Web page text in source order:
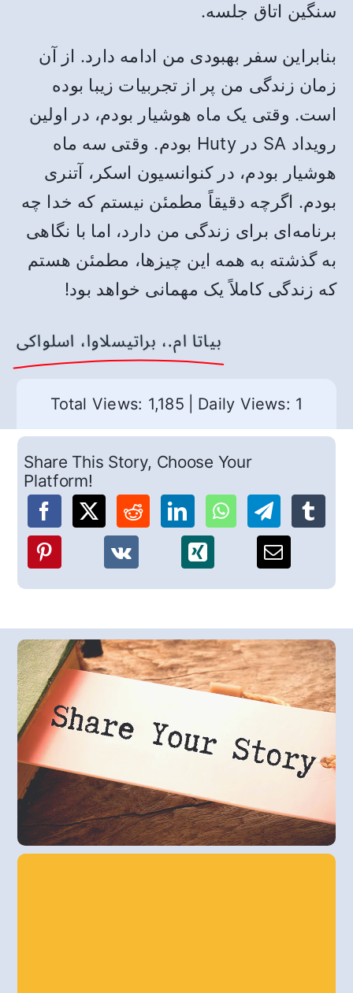
سنگین اتاق جلسه.
بنابراین سفر بهبودی من ادامه دارد. از آن
زمان زندگی من پر از تجربیات زیبا بوده
است. وقتی یک ماه هوشیار بودم، در اولین
رویداد SA در Huty بودم. وقتی سه ماه
هوشیار بودم، در کنوانسیون اسکر، آتنری
بودم. اگرچه دقیقاً مطمئن نیستم که خدا چه
برنامه‌ای برای زندگی من دارد، اما با نگاهی
به گذشته به همه این چیزها، مطمئن هستم
که زندگی کاملاً یک مهمانی خواهد بود!
بیاتا ام.، براتیسلاوا، اسلواکی
Total Views: 1,185 Daily Views: 1
Share This Story, Choose Your
Platform!